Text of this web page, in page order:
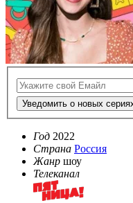
Уведомить о новых
Год 2022
Страна Россия
Жанр шоу
Телеканал